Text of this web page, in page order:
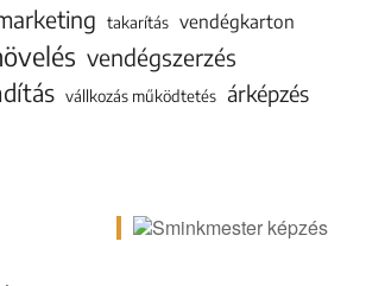
takarítás vendégkarton
vendégszerzés
vállkozás működtetés árképzés